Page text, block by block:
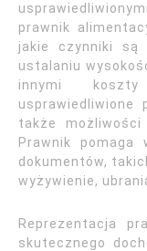
prawnik
jakie czynniki są
ustalaniu
innymi
usprawiedliwione
także możliwości
Prawnik pomaga
dokumentów,
wyżywienie,
Reprezentacja
skutecznego